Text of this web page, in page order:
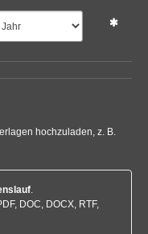
hochzuladen, z. B.
.
DOC, DOCX, RTF,